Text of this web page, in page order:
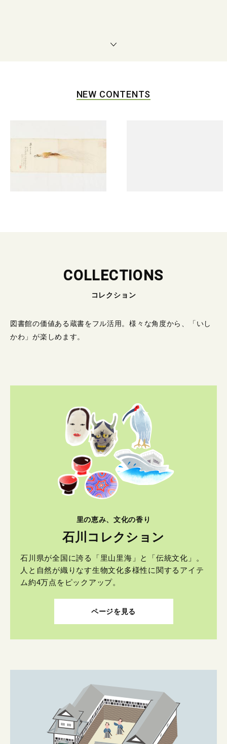
NEW CONTENTS
COLLECTIONS
コレクション
図書館の価値ある蔵書をフル活用。様々な角度から、「いし
かわ」が楽しめます。
里の恵み、文化の香り
石川コレクション
石川県が全国に誇る「里山里海」と「伝統文化」。
人と自然が織りなす生物文化多様性に関するアイテ
ム約4万点をピックアップ。
ページを見る